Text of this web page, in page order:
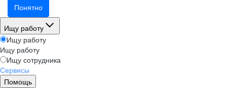
Понятно
Ищу работу
Ищу работу
Ищу работу
Ищу сотрудника
Сервисы
Помощь